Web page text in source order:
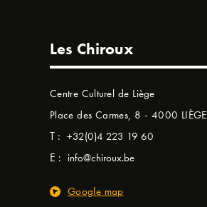
Les Chiroux
Centre Culturel de Liège
Place des Carmes, 8 - 4000 LIÈGE
T : +32(0)4 223 19 60
E : info@chiroux.be
Google map